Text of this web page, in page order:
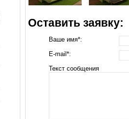
Оставить заявку:
Ваше имя*:
E-mail*:
Текст сообщения